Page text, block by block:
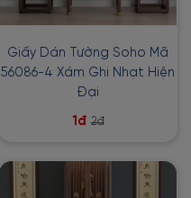
Giấy Dán Tường Soho Mã
56086-4 Xám Ghi Nhạt Hiện
Đại
1đ 2đ